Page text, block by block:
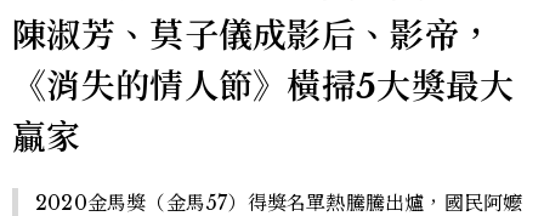
陳淑芳、莫子儀成影后、影帝，
《消失的情人節》橫掃5大獎最大
贏家
2020金馬獎（金馬57）得獎名單熱騰騰出爐，國民阿嬤